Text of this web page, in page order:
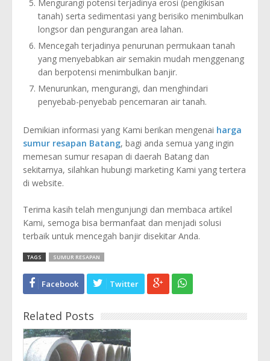
Mengurangi potensi terjadinya erosi (pengikisan
tanah) serta sedimentasi yang berisiko menimbulkan
longsor dan pengurangan area lahan.
Mencegah terjadinya penurunan permukaan tanah
yang menyebabkan air semakin mudah menggenang
dan berpotensi menimbulkan banjir.
Menurunkan, mengurangi, dan menghindari
penyebab-penyebab pencemaran air tanah.
Demikian informasi yang Kami berikan mengenai harga
sumur resapan Batang, bagi anda semua yang ingin
memesan sumur resapan di daerah Batang dan
sekitarnya, silahkan hubungi marketing Kami yang tertera
di website.
Terima kasih telah mengunjungi dan membaca artikel
Kami, semoga bisa bermanfaat dan menjadi solusi
terbaik untuk mencegah banjir disekitar Anda.
TAGS SUMUR RESAPAN
Facebook Twitter
Related Posts